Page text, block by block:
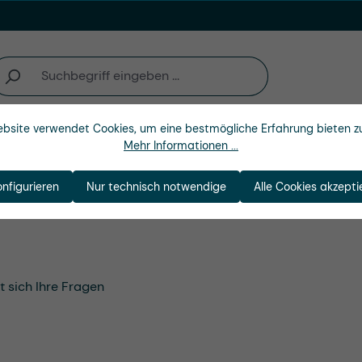
Unternehmen
sich Ihre Fragen
verwendet Cookies, um eine bestmögliche Erfahrung bieten
Mehr Informationen ...
Nur technisch notwendige Alle Cookies